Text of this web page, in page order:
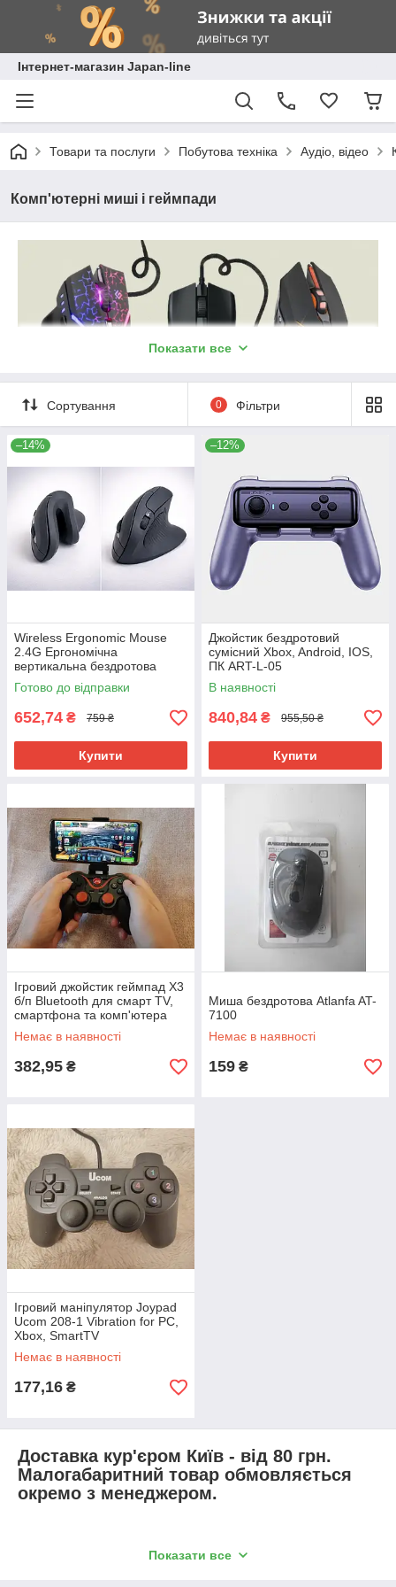
Інтернет-магазин Japan-line
Товари та послуги Побутова техніка Аудіо, відео
Комп'ютерні миші і геймпади
Показати все
Сортування 0 Фільтри
–14%
Wireless Ergonomic Mouse
2.4G Ергономічна
вертикальна бездротова
миша на праву руку
Готово до відправки
652,74 ₴ 759 ₴
Купити
–12%
Джойстик бездротовий
сумісний Xbox, Android, IOS,
ПК ART-L-05
В наявності
840,84 ₴ 955,50 ₴
Купити
Ігровий джойстик геймпад X3
б/п Bluetooth для смарт TV,
смартфона та комп'ютера
Немає в наявності
382,95 ₴
Миша бездротова Atlanfa AT-
7100
Немає в наявності
159 ₴
Ігровий маніпулятор Joypad
Ucom 208-1 Vibration for PC,
Xbox, SmartTV
Немає в наявності
177,16 ₴
Доставка кур'єром Київ - від 80 грн.
Малогабаритний товар обмовляється
окремо з менеджером.
Показати все